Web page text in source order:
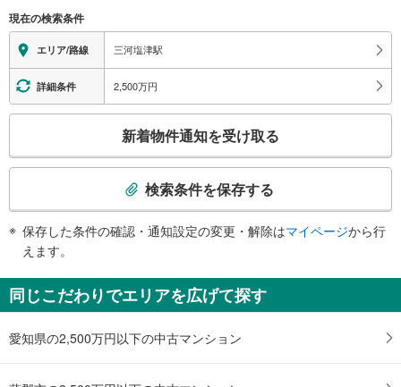
地上⇔改札⇔ホーム：×
現在の検索条件
エリア/路線 三河塩津駅
詳細条件 2,500万円
検
知
を
け
新着物件通知を受け取る
検索条件を保存する
保存した条件の確認・通知設定の変更・解除はマイページから行
えます。
同じこだわりでエリアを広げて探す
愛知県の2,500万円以下の中古マンション